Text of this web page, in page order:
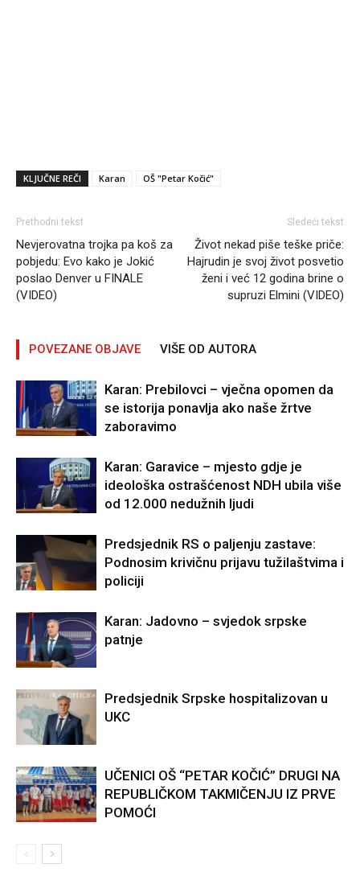
KLJUČNE REČI Karan OŠ "Petar Kočić"
Prethodni tekst
Nevjerovatna trojka pa koš za
pobjedu: Evo kako je Jokić
poslao Denver u FINALE
(VIDEO)
Sledeći tekst
Život nekad piše teške priče:
Hajrudin je svoj život posvetio
ženi i već 12 godina brine o
supruzi Elmini (VIDEO)
POVEZANE OBJAVE VIŠE OD AUTORA
Karan: Prebilovci – vječna opomen da
se istorija ponavlja ako naše žrtve
zaboravimo
Karan: Garavice – mjesto gdje je
ideološka ostrašćenost NDH ubila više
od 12.000 nedužnih ljudi
Predsjednik RS o paljenju zastave:
Podnosim krivičnu prijavu tužilaštvima i
policiji
Karan: Jadovno – svjedok srpske
patnje
Predsjednik Srpske hospitalizovan u
UKC
UČENICI OŠ “PETAR KOČIĆ” DRUGI NA
REPUBLIČKOM TAKMIČENJU IZ PRVE
POMOĆI